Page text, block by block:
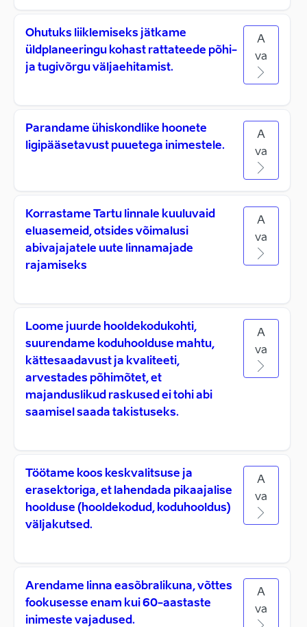
Ohutuks liiklemiseks jätkame
üldplaneeringu kohast rattateede põhi-
ja tugivõrgu väljaehitamist.
A
va
Parandame ühiskondlike hoonete
ligipääsetavust puuetega inimestele.
A
va
Korrastame Tartu linnale kuuluvaid
eluasemeid, otsides võimalusi
abivajajatele uute linnamajade
rajamiseks
A
va
Loome juurde hooldekodukohti,
suurendame koduhoolduse mahtu,
kättesaadavust ja kvaliteeti,
arvestades põhimõtet, et
majanduslikud raskused ei tohi abi
saamisel saada takistuseks.
A
va
Töötame koos keskvalitsuse ja
erasektoriga, et lahendada pikaajalise
hoolduse (hooldekodud, koduhooldus)
väljakutsed.
A
va
Arendame linna easõbralikuna, võttes
fookusesse enam kui 60-aastaste
inimeste vajadused.
A
va